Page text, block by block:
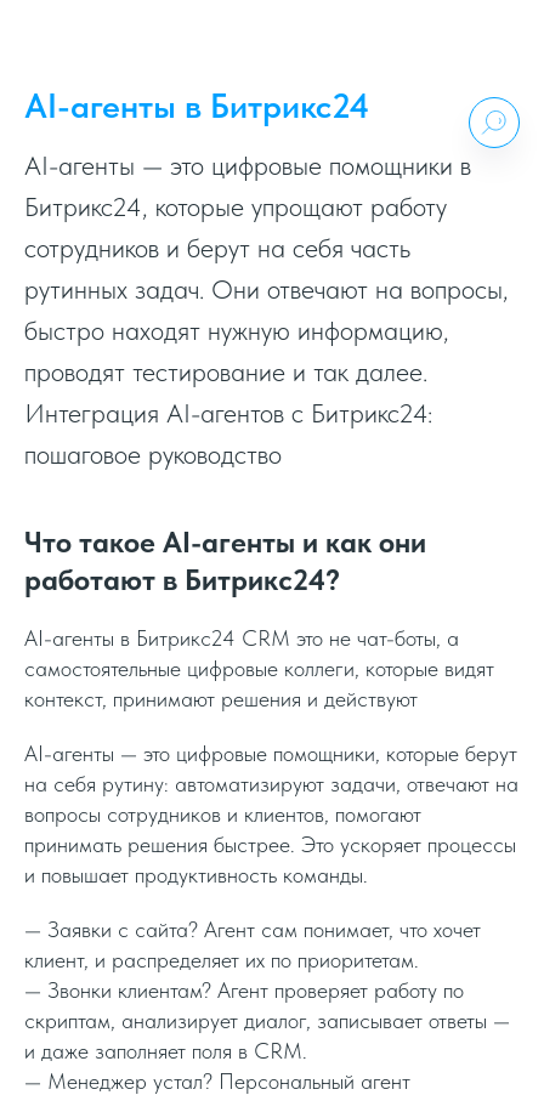
AI-агенты в Битрикс24
AI-агенты — это цифровые помощники в
Битрикс24, которые упрощают работу
сотрудников и берут на себя часть
рутинных задач. Они отвечают на вопросы,
быстро находят нужную информацию,
проводят тестирование и так далее.
Интеграция AI-агентов с Битрикс24:
пошаговое руководство
Что такое AI-агенты и как они
работают в Битрикс24?
AI-агенты в Битрикс24 CRM это не чат-боты, а
самостоятельные цифровые коллеги, которые видят
контекст, принимают решения и действуют
AI-агенты — это цифровые помощники, которые берут
на себя рутину: автоматизируют задачи, отвечают на
вопросы сотрудников и клиентов, помогают
принимать решения быстрее. Это ускоряет процессы
и повышает продуктивность команды.
— Заявки с сайта? Агент сам понимает, что хочет
клиент, и распределяет их по приоритетам.
— Звонки клиентам? Агент проверяет работу по
скриптам, анализирует диалог, записывает ответы —
и даже заполняет поля в CRM.
— Менеджер устал? Персональный агент